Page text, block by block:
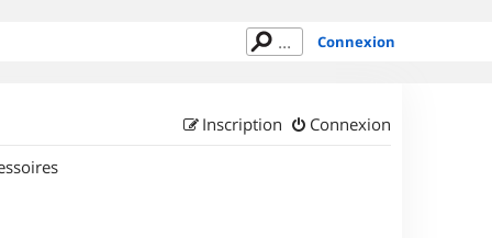
Connexion
Connexion
Inscription